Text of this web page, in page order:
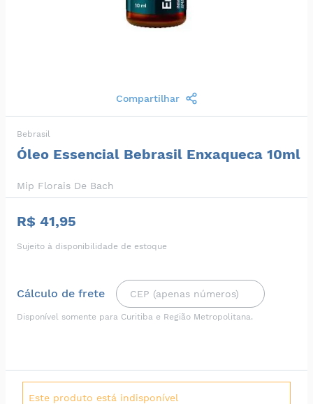
Compartilhar
Bebrasil
Óleo Essencial Bebrasil Enxaqueca 10ml
Mip Florais De Bach
R$ 41,95
Sujeito à disponibilidade de estoque
Cálculo de frete
Disponível somente para Curitiba e Região Metropolitana.
Este produto está indisponível